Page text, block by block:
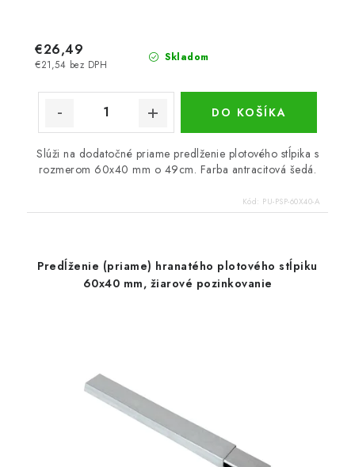
Skladom
€21,54 bez DPH
€26,49
DO KOŠÍKA
Slúži na dodatočné priame predlženie plotového stĺpika s
rozmerom 60x40 mm o 49cm. Farba antracitová šedá.
Kód: PU-PSP-60X40-A
Predĺženie (priame) hranatého plotového stĺpiku
60x40 mm, žiarové pozinkovanie